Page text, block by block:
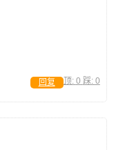
顶: 0 踩: 0
回复